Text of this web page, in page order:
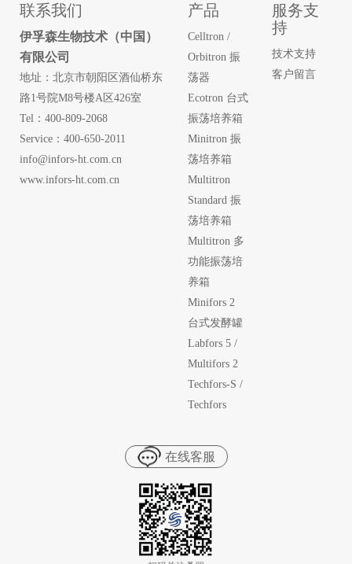
联系我们
伊孚森生物技术（中国）
有限公司
地址：北京市朝阳区酒仙桥东
路1号院M8号楼A区426室
Tel：400-809-2068
Service：400-650-2011
info@infors-ht.com.cn
www.infors-ht.com.cn
产品
Celltron /
Orbitron 振
荡器
Ecotron 台式
振荡培养箱
Minitron 振
荡培养箱
Multitron
Standard 振
荡培养箱
Multitron 多
功能振荡培
养箱
Minifors 2
台式发酵罐
Labfors 5 /
Multifors 2
Techfors-S /
Techfors
服务支
持
技术支持
客户留言
在线客服